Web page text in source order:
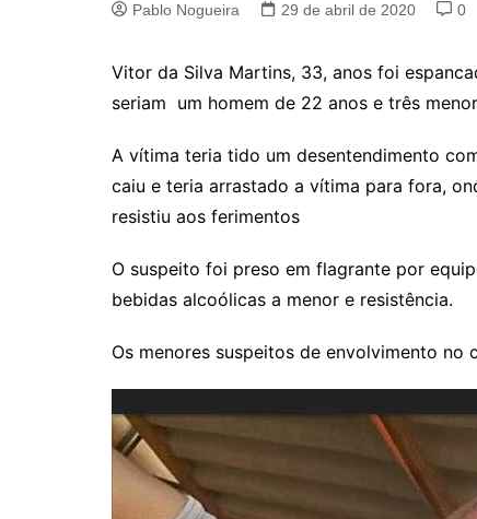
Pablo Nogueira 29 de abril de 2020 0
Vitor da Silva Martins, 33, anos foi
seriam um homem de 22 anos e três
A vítima teria tido um desentendimento
caiu e teria arrastado a vítima para fora,
resistiu aos ferimentos
O suspeito foi preso em flagrante por
bebidas alcoólicas a menor e resistência.
Os menores suspeitos de envolvimento